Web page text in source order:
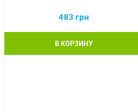
483 грн
В КОРЗИНУ